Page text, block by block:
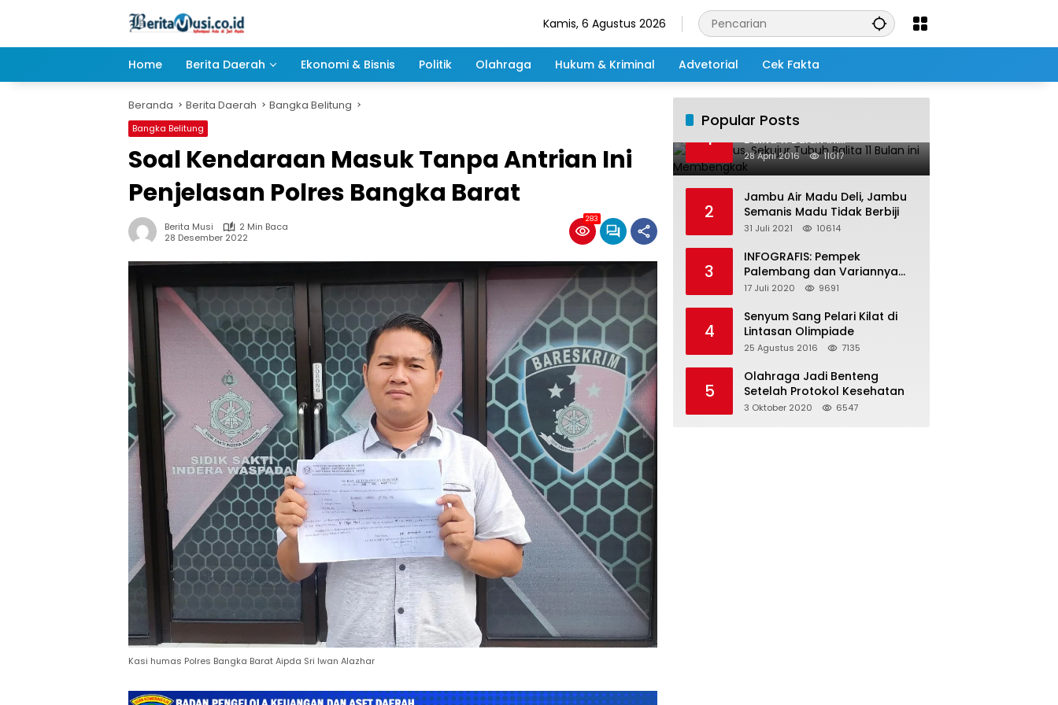
Kamis, 6 Agustus 2026
Home Berita Daerah Ekonomi & Bisnis Politik Olahraga Hukum & Kriminal Advetorial Cek Fakta
Beranda Berita Daerah Bangka Belitung
Bangka Belitung
Soal Kendaraan Masuk Tanpa Antrian Ini
Penjelasan Polres Bangka Barat
Berita Musi
2 Min Baca
28 Desember 2022
283
Kasi humas Polres Bangka Barat Aipda Sri Iwan Alazhar
Popular Posts
1
Salah Infus, Sekujur Tubuh
Balita 11 Bulan ini
Membengkak
28 April 2016 11017
2
Jambu Air Madu Deli, Jambu
Semanis Madu Tidak Berbiji
31 Juli 2021 10614
3
INFOGRAFIS: Pempek
Palembang dan Variannya
yang Melegenda
17 Juli 2020 9691
4
Senyum Sang Pelari Kilat di
Lintasan Olimpiade
25 Agustus 2016 7135
5
Olahraga Jadi Benteng
Setelah Protokol Kesehatan
3 Oktober 2020 6547